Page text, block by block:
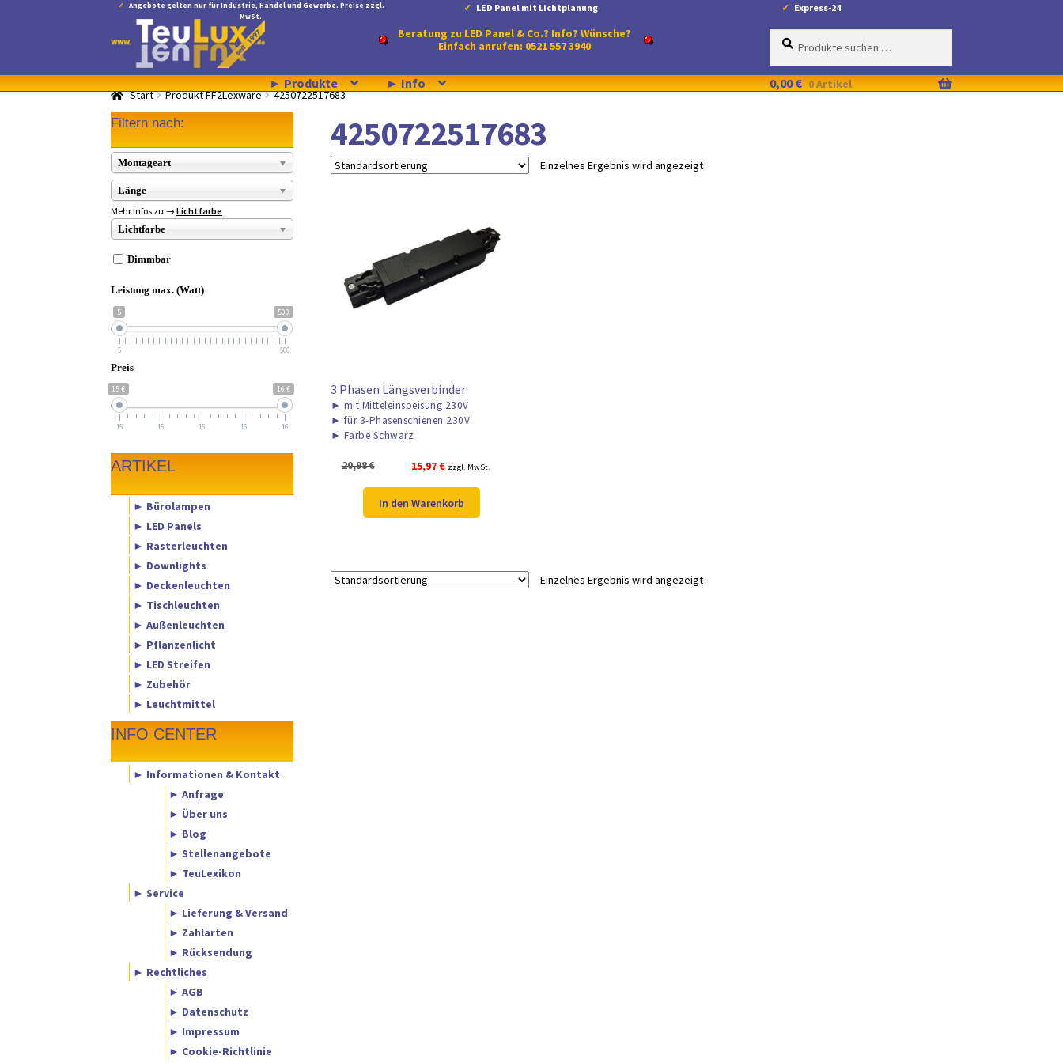
Angebote gelten nur für Industrie, Handel und Gewerbe. Preise zzgl.
MwSt.
LED Panel mit Lichtplanung Express-24
Navigation
springen
Inhalt
springen
Beratung zu LED Panel & Co.? Info? Wünsche?
Einfach anrufen: 0521 557 3940
Suche
Suchen
► Produkte ► Info 0,00€ 0 Artikel
Start Produkt FF2Lexware 4250722517683
4250722517683
Einzelnes Ergebnis wird angezeigt
3 Phasen Längsverbinder
► mit Mitteleinspeisung 230V
► für 3-Phasenschienen 230V
► Farbe Schwarz
20,98€
Ursprünglicher
war:
20,98 €
15,97€Aktueller
ist:
15,97 €.
zzgl. MwSt.
In den Warenkorb
Einzelnes Ergebnis wird angezeigt
Filtern nach:
Montageart
Länge
Mehr Infos zu →Lichtfarbe
Lichtfarbe
Dimmbar
Leistung max. (Watt)
5 500
5 500
Preis
15 € 16 €
15 15 16 16 16
ARTIKEL
► Bürolampen
► LED Panels
► Rasterleuchten
► Downlights
► Deckenleuchten
► Tischleuchten
► Außenleuchten
► Pflanzenlicht
► LED Streifen
► Zubehör
► Leuchtmittel
INFO CENTER
► Informationen & Kontakt
► Anfrage
► Über uns
► Blog
► Stellenangebote
► TeuLexikon
► Service
► Lieferung & Versand
► Zahlarten
► Rücksendung
► Rechtliches
► AGB
► Datenschutz
► Impressum
► Cookie-Richtlinie